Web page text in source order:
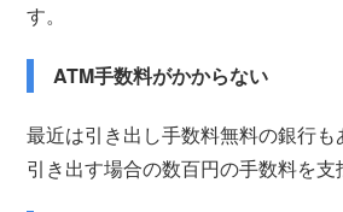
す。
ATM手数料がかからない
最近は引き出し手数料無料の銀行
引き出す場合の数百円の手数料を支